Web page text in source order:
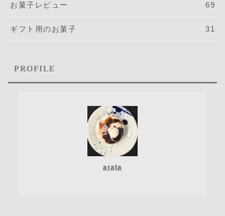
お菓子レビュー 69
ギフト用のお菓子 31
PROFILE
arata